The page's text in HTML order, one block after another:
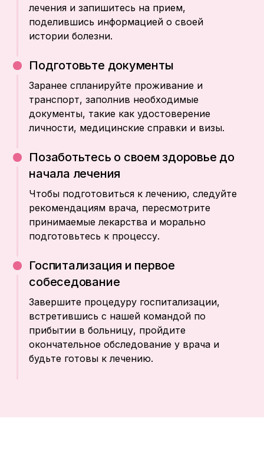
лечения и запишитесь на прием,
поделившись информацией о своей
истории болезни.
Подготовьте документы
Заранее спланируйте проживание и
транспорт, заполнив необходимые
документы, такие как удостоверение
личности, медицинские справки и визы.
Позаботьтесь о своем здоровье до
начала лечения
Чтобы подготовиться к лечению, следуйте
рекомендациям врача, пересмотрите
принимаемые лекарства и морально
подготовьтесь к процессу.
Госпитализация и первое
собеседование
Завершите процедуру госпитализации,
встретившись с нашей командой по
прибытии в больницу, пройдите
окончательное обследование у врача и
будьте готовы к лечению.